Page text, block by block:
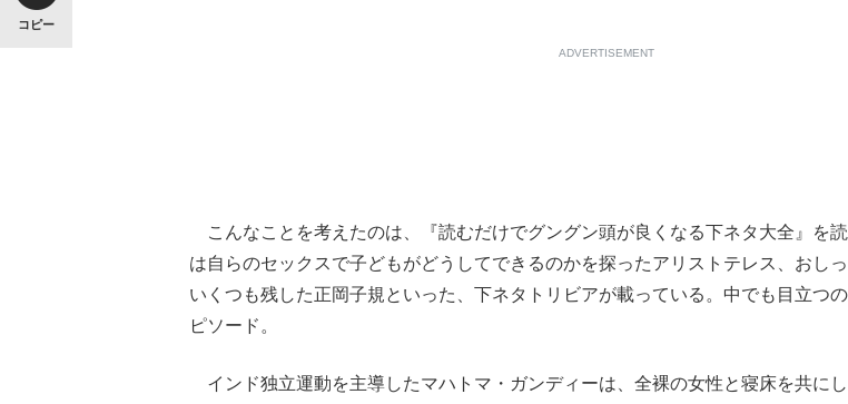
コピー
ADVERTISEMENT
こんなことを考えたのは、『読むだけでグングン頭が良くなる下ネタ大全』を
は自らのセックスで子どもがどうしてできるのかを探ったアリストテレス、おし
いくつも残した正岡子規といった、下ネタトリビアが載っている。中でも目立つ
ピソード。
インド独立運動を主導したマハトマ・ガンディーは、全裸の女性と寝床を共に